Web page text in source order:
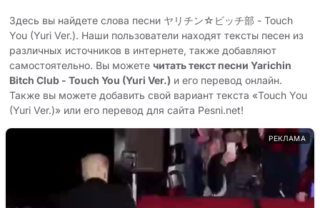
Здесь вы найдете слова песни ヤリチン☆ビッチ部 - Touch
You (Yuri Ver.). Наши пользователи находят тексты песен из
различных источников в интернете, также добавляют
самостоятельно. Вы можете читать текст песни Yarichin
Bitch Club - Touch You (Yuri Ver.) и его перевод онлайн.
Также вы можете добавить свой вариант текста «Touch You
(Yuri Ver.)» или его перевод для сайта Pesni.net!
РЕКЛАМА